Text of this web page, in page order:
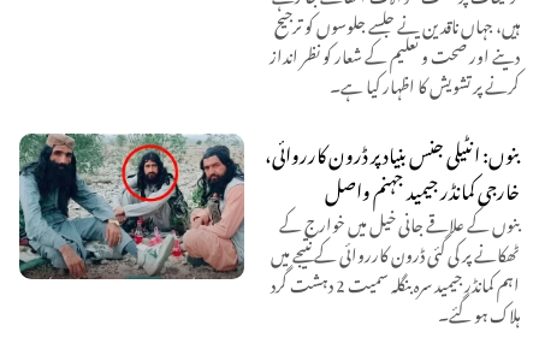
ہیں، جہاں ناقدین نے جلسے جلوسوں کو ترجیح
دینے اور صحت و تعلیم کے شعار کو نظر انداز
کرنے پر تشویش کا اظہار کیا ہے۔
بنوں: انٹیلی جنس بنیاد پر ڈرون کارروائی،
خارجی کمانڈر جیمید جہنم واصل
بنوں کے علاقے جانی خیل میں خوارج کے
ٹھکانے پر کی گئی ڈرون کارروائی کے نتیجے میں
اہم کمانڈر جیمید سرہ بنگلہ سمیت 2 دہشت گرد
ہلاک ہو گئے۔